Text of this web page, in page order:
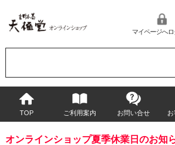
マイページへ
TOP ご利用案内 お問い合せ
オンラインショップ夏季休業日のお知